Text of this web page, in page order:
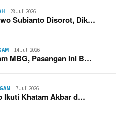
28 Juli 2026
Subianto Disorot, Dik…
14 Juli 2026
MBG, Pasangan Ini B…
7 Juli 2026
Ikuti Khatam Akbar d…